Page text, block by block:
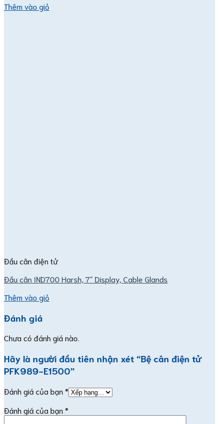
Thêm vào giỏ
Đầu cân điện tử
Đầu cân IND700 Harsh, 7″ Display, Cable Glands
Thêm vào giỏ
Đánh giá
Chưa có đánh giá nào.
Hãy là người đầu tiên nhận xét “Bệ cân điện tử
PFK989-E1500”
Đánh giá của bạn *
Đánh giá của bạn *